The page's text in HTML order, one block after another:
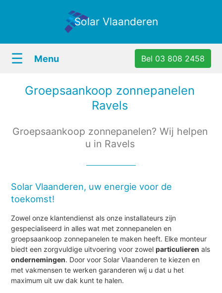
Solar Vlaanderen
☰ Menu Bel 03 808 2458
Groepsaankoop zonnepanelen
Ravels
Groepsaankoop zonnepanelen? Wij helpen
u in Ravels
Solar Vlaanderen, uw energie voor de
toekomst!
Zowel onze klantendienst als onze installateurs zijn
gespecialiseerd in alles wat met zonnepanelen en
groepsaankoop zonnepanelen te maken heeft. Elke monteur
biedt een zorgvuldige uitvoering voor zowelparticulieren als
ondernemingen. Door voor Solar Vlaanderen te kiezen en
met vakmensen te werken garanderen wij u dat u het
maximum uit uw dak kunt te halen.